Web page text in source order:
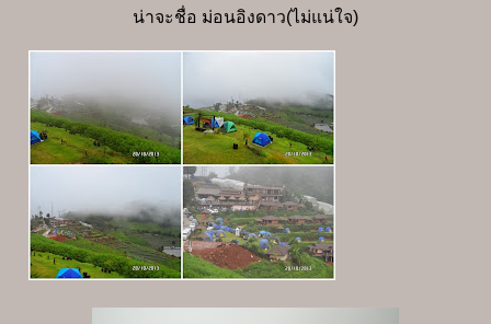
น่าจะชื่อ ม่อนอิงดาว(ไม่แน่ใจ)